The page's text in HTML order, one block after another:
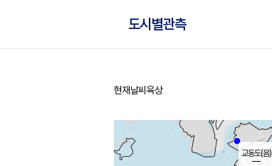
도시별관측
홈
현재날씨 육상
교동도(음)